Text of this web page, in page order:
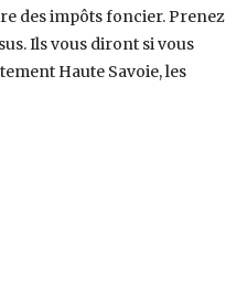
des impôts foncier. Prenez
Ils vous diront si vous
Haute Savoie, les